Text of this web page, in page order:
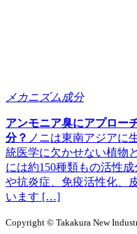
メカニズム成分
アンモニア臭にアプロー
分？ ノニは東南アジアに
統医学に欠かせない植物
には約150種類もの活性
や抗炎症、免疫活性化、
います […]
Copyright © Takakura New